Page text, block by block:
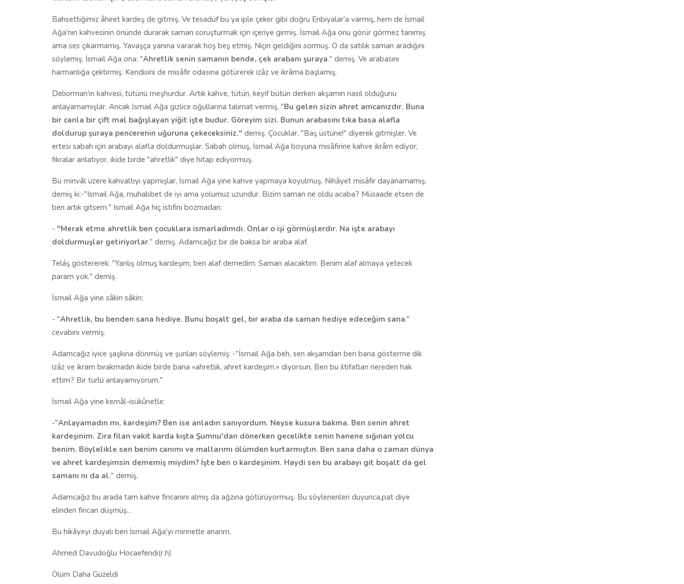
Bahsettiğimiz âhiret kardeş de gitmiş. Ve tesadüf bu ya iple çeker gibi doğru Enbiyalar'a varmış, hem de İsmail
Ağa'nın kahvesinin önünde durarak saman soruşturmak için içeriye girmiş. İsmail Ağa onu görür görmez tanımış
ama ses çıkarmamış. Yavaşça yanına vararak hoş beş etmiş. Niçin geldiğini sormuş. O da satılık saman aradığını
söylemiş. İsmail Ağa ona: "Ahretlik senin samanın bende, çek arabanı şuraya." demiş. Ve arabasını
harmanlığa çektirmiş. Kendisini de misâfir odasına götürerek izâz ve ikrâma başlamış.
Deliorman'ın kahvesi, tütünü meşhurdur. Artık kahve, tütün, keyif bütün derken akşamın nasıl olduğunu
anlayamamışlar. Ancak İsmail Ağa gizlice oğullarına talimat vermiş, "Bu gelen sizin ahret amcanızdır. Buna
bir canla bir çift mal bağışlayan yiğit işte budur. Göreyim sizi. Bunun arabasını tıka basa alafla
doldurup şuraya pencerenin uğuruna çekeceksiniz." demiş. Çocuklar, "Baş üstüne!" diyerek gitmişler. Ve
ertesi sabah için arabayı alafla doldurmuşlar. Sabah olmuş, İsmail Ağa boyuna misâfirine kahve ikrâm ediyor,
fıkralar anlatıyor, ikide birde "ahretlik" diye hitap ediyormuş.
Bu minvâl üzere kahvaltıyı yapmışlar, İsmail Ağa yine kahve yapmaya koyulmuş. Nihâyet misâfir dayanamamış,
demiş ki:-"Ismail Ağa, muhabbet de iyi ama yolumuz uzundur. Bizim saman ne oldu acaba? Müsaade etsen de
ben artık gitsem." Ismail Ağa hiç istifini bozmadan:
- "Merak etme ahretlik ben çocuklara ismarladımdı. Onlar o işi görmüşlerdir. Na işte arabayı
doldurmuşlar getiriyorlar." demiş. Adamcağız bir de baksa bir araba alaf.
Teláş göstererek: "Yanlış olmuş kardeşim, ben alaf demedim. Saman alacaktım. Benim alaf almaya yetecek
param yok." demiş
İsmail Ağa yine sâkin sâkin:
- "Ahretlik, bu benden sana hediye. Bunu boşalt gel, bir araba da saman hediye edeceğim sana."
cevabını vermiş.
Adamcağız iyice şaşkına dönmüş ve şunları söylemiş: -"İsmail Ağa beh, sen akşamdan beri bana gösterme dik
izâz ve ikram bırakmadın ikide birde bana «ahretlik, ahret kardeşim.» diyorsun, Ben bu iltifatları nereden hak
ettim? Bir türlü anlayamıyorum."
İsmail Ağa yine kemâl-isükûnetle:
-"Anlayamadın mı, kardeşim? Ben ise anladın sanıyordum. Neyse kusura bakma. Ben senin ahret
kardeşinim. Zira filan vakit karda kışta Şumnu'dan dönerken gecelikte senin hanene sığınan yolcu
benim. Böylelikle sen benim canımı ve mallarımı ölümden kurtarmıştın. Ben sana daha o zaman dünya
ve ahret kardeşimsin dememiş miydim? İşte ben o kardeşinim. Haydi sen bu arabayı git boşalt da gel
samanı nı da al." demiş.
Adamcağız bu arada tam kahve fincanını almış da ağzına götürüyormuş. Bu söylenenleri duyunca,pat diye
elinden fincan düşmüş...
Bu hikâyeyi duyalı beri İsmail Ağa'yı minnetle anarım.
Ahmed Davudoğlu Hocaefendi(r.h)
Ölüm Daha Güzeldi